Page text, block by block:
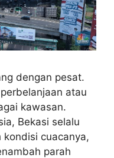
dengan pesat.
atau
kawasan.
Bekasi selalu
kondisi cuacanya,
parah